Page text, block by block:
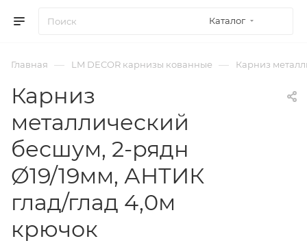
Каталог
Главная — LM DECOR карнизы кованные — Карниз
Карниз
металлический
бесшум, 2-рядн
Ø19/19мм, АНТИК
глад/глад 4,0м
крючок